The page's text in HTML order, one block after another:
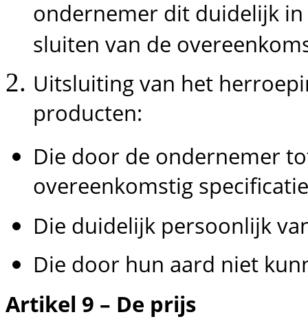
ondernemer dit duidelijk
sluiten van de
Uitsluiting van het
producten:
Die door de ondernemer
overeenkomstig
Die duidelijk persoonlijk
Die door hun aard niet
Artikel 9 – De prijs